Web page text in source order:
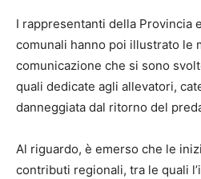
I rappresentanti della Provincia
comunali hanno poi illustrato le
comunicazione che si sono
quali dedicate agli allevatori,
danneggiata dal ritorno del
Al riguardo, è emerso che le
contributi regionali, tra le quali